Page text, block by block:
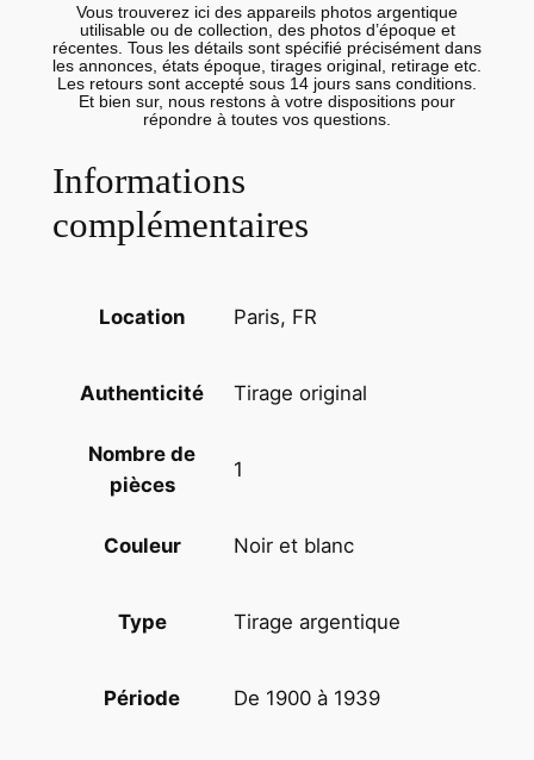
i
q
E
n
Vous trouverez ici des appareils photos argentique
utilisable ou de collection, des photos d’époque et
récentes. Tous les détails sont spécifié précisément dans
les annonces, états époque, tirages original, retirage etc.
Les retours sont accepté sous 14 jours sans conditions.
Et bien sur, nous restons à votre dispositions pour
répondre à toutes vos questions.
Informations
complémentaires
Location Paris, FR
Authenticité Tirage original
Nombre de
pièces
1
Couleur Noir et blanc
Type Tirage argentique
Période De 1900 à 1939